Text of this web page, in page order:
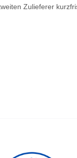
Zulieferer